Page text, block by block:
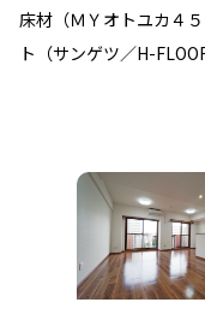
床材（ＭＹオトユカ４
ト（サンゲツ／H-FLOOR